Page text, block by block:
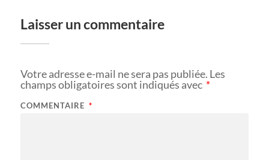
Laisser un commentaire
Votre adresse e-mail ne sera pas publiée. Les
champs obligatoires sont indiqués avec *
COMMENTAIRE *